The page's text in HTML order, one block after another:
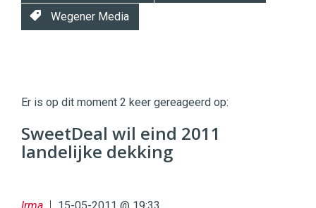
Wegener Media
|
Digital
Commercehttps://twinklemagazine.nl
9654
Er is op dit moment 2 keer gereageerd op:
SweetDeal wil eind 2011
landelijke dekking